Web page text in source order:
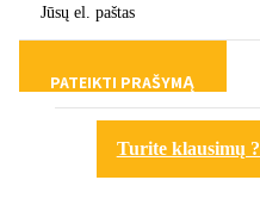
Turite klausimų ?